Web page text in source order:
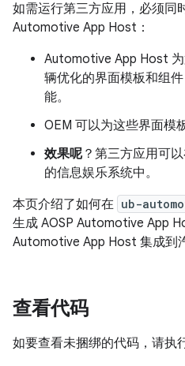
如需运行第三方应用，必须同
Automotive App Host：
Automotive App Host
辆优化的界面模板和组
能。
OEM 可以为这些界面模
效果呢？第三方应用可
的信息娱乐系统中。
本页介绍了如何在 ub-
生成 AOSP Automotive App
Automotive App Host 集成到
查看代码
如要查看未捆绑的代码，请执